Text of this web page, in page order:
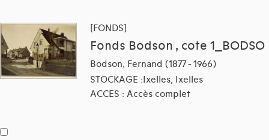
[FONDS]
Fonds Bodson , cote 1_BODSO
Bodson, Fernand (1877 - 1966)
STOCKAGE :Ixelles, Ixelles
ACCES : Accès complet